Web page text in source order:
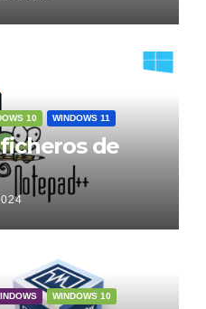
10 WINDOWS 11
de
WINDOWS 10